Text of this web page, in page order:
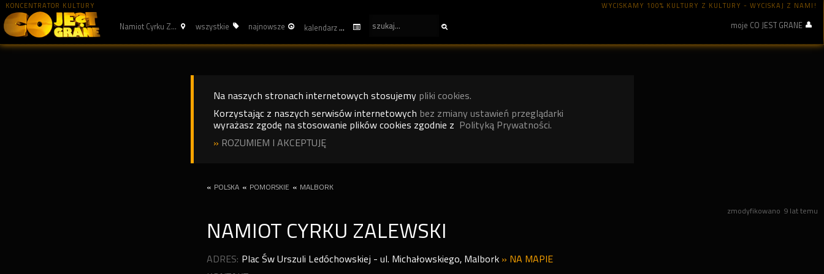
KONCENTRATOR KULTURY WYCISKAMY 100% KULTURY Z KULTURY - WYCISKAJ Z NAMI!
Namiot Cyrku Z... wszystkie najnowsze kalendarz moje CO JEST GRANE
Na naszych stronach internetowych stosujemy pliki cookies.
Korzystając z naszych serwisów internetowych bez zmiany ustawień przeglądarki
wyrażasz zgodę na stosowanie plików cookies zgodnie z Polityką Prywatności.
» ROZUMIEM I AKCEPTUJĘ
« POLSKA « POMORSKIE « MALBORK
zmodyfikowano 9 lat temu
NAMIOT CYRKU ZALEWSKI
ADRES: Plac Św Urszuli Ledóchowskiej - ul. Michałowskiego, Malbork » NA MAPIE